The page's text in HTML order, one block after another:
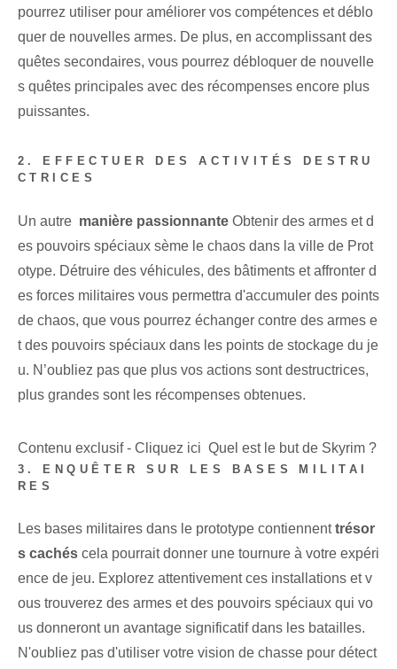
pourrez utiliser pour améliorer vos compétences et déblo
quer de nouvelles armes. De plus, en accomplissant des
quêtes secondaires, vous pourrez débloquer de nouvelle
s quêtes principales avec des récompenses encore plus
puissantes.
2. EFFECTUER DES ACTIVITÉS DESTRU
CTRICES
Un autre ⁤ manière passionnante Obtenir des armes et d
es pouvoirs spéciaux sème le chaos dans la ville de Prot
otype. Détruire des véhicules, des bâtiments et affronter d
es forces militaires vous permettra d'accumuler des points
de chaos, que vous pourrez échanger contre des armes e
t des pouvoirs spéciaux dans les points de stockage du je
u. N’oubliez pas que plus vos actions sont destructrices,
plus grandes sont les récompenses obtenues.
Contenu exclusif - Cliquez ici Quel est le but de Skyrim ?
3. ENQUÊTER SUR LES BASES MILITAI
RES
Les bases militaires⁣ dans le prototype contiennenttrésor
s cachés cela pourrait donner une tournure à votre expéri
ence de jeu. Explorez attentivement ces installations et v
ous trouverez des armes et des pouvoirs spéciaux qui vo
us donneront un avantage significatif dans les batailles.
N'oubliez pas d'utiliser votre vision de chasse pour détect